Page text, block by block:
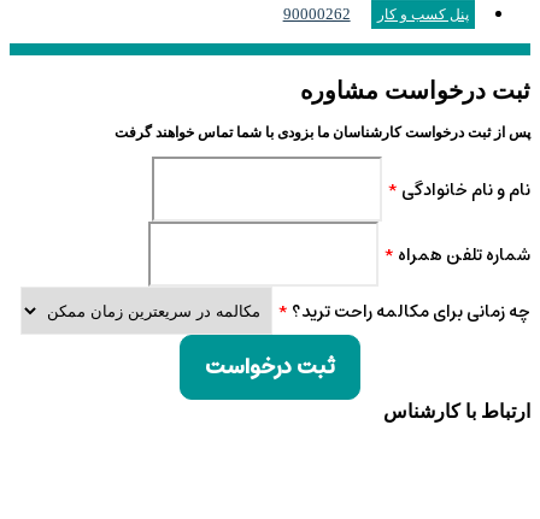
پنل کسب و کار 90000262
ثبت درخواست مشاوره
پس از ثبت درخواست کارشناسان ما بزودی با شما تماس خواهند گرفت
نام و نام خانوادگی *
شماره تلفن همراه *
چه زمانی برای مکالمه راحت ترید؟ *
ثبت درخواست
ارتباط با کارشناس